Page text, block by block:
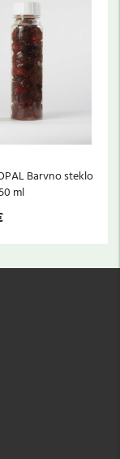
Barvno steklo
ml